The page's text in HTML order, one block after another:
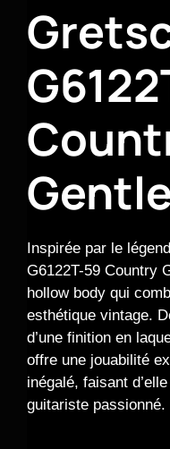
Inspirée par le
G6122T-59 Country
hollow body qui
esthétique vintage.
d’une finition en
offre une jouabilité
inégalé, faisant
guitariste passionné.